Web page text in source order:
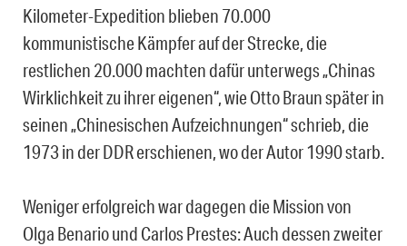
Kilometer-Expedition blieben 70.000
kommunistische Kämpfer auf der Strecke, die
restlichen 20.000 machten dafür unterwegs „Chinas
Wirklichkeit zu ihrer eigenen“, wie Otto Braun später in
seinen „Chinesischen Aufzeichnungen“ schrieb, die
1973 in der DDR erschienen, wo der Autor 1990 starb.
Weniger erfolgreich war dagegen die Mission von
Olga Benario und Carlos Prestes: Auch dessen zweiter